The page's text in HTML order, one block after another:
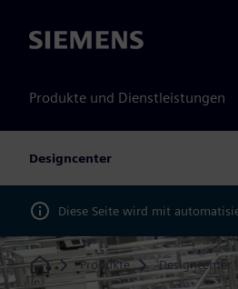
Siemens
Produkte und Dienstleistungen
Designcenter
Diese Seite wird mit
Home
Produkte Designcenter